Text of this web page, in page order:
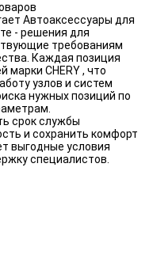
Автоаксессуары для
- решения для
требованиям
Каждая позиция
марки CHERY , что
узлов и систем
нужных позиций по
срок службы
и сохранить комфорт
выгодные условия
специалистов.